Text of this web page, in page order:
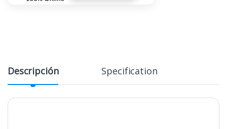
Descripción Specification